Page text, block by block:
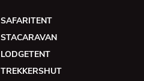
SAFARITENT
STACARAVAN
LODGETENT
TREKKERSHUT